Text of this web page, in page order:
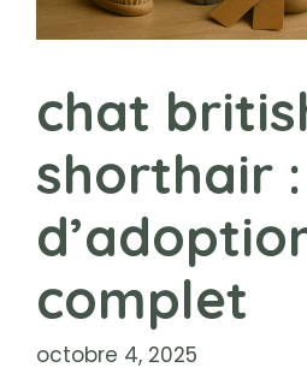
chat
shorthair
complet
octobre 4, 2025